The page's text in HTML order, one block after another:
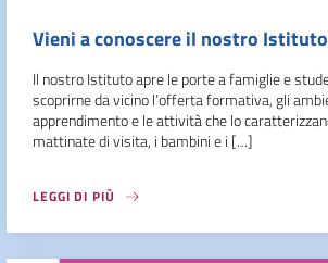
Vieni a conoscere il nostro
Il nostro Istituto apre le porte a famiglie e
scoprirne da vicino l’offerta formativa, gli
apprendimento e le attività che lo
mattinate di visita, i bambini e i […]
LEGGI DI PIÙ